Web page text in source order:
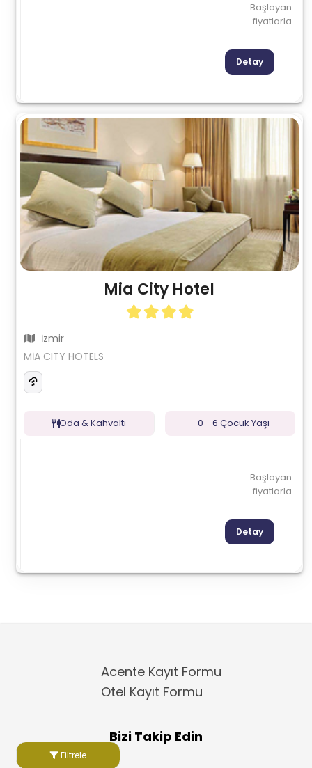
Filtrele
Başlayan
fiyatlarla
Detay
Mia City Hotel
İzmir
MİA CITY HOTELS
Oda & Kahvaltı 0 - 6 Çocuk Yaşı
Başlayan
fiyatlarla
Detay
Acente Kayıt Formu
Otel Kayıt Formu
Bizi Takip Edin